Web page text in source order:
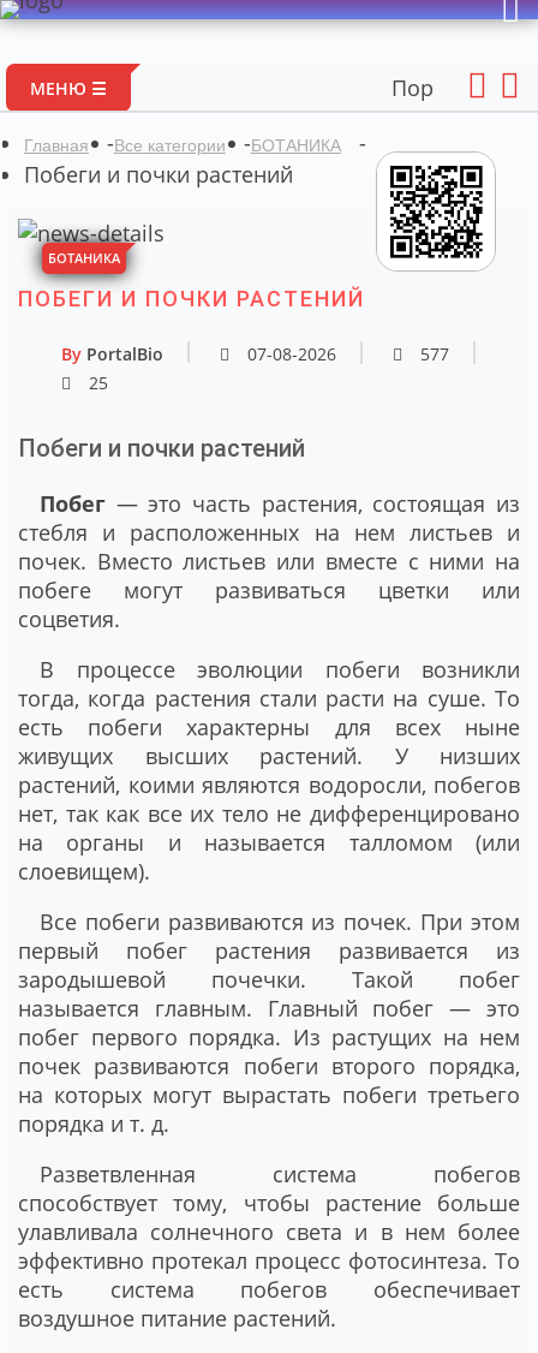
МЕНЮ ☰ Портал
Главная -Все категории -БОТАНИКА
-
Побеги и почки растений
БОТАНИКА
ПОБЕГИ И ПОЧКИ РАСТЕНИЙ
By PortalBio 07-08-2026
577
25
Побеги и почки растений
Побег — это часть растения, состоящая из
стебля и расположенных на нем листьев и
почек. Вместо листьев или вместе с ними на
побеге могут развиваться цветки или
соцветия.
В процессе эволюции побеги возникли
тогда, когда растения стали расти на суше. То
есть побеги характерны для всех ныне
живущих высших растений. У низших
растений, коими являются водоросли, побегов
нет, так как все их тело не дифференцировано
на органы и называется талломом (или
слоевищем).
Все побеги развиваются из почек. При этом
первый побег растения развивается из
зародышевой почечки. Такой побег
называется главным. Главный побег — это
побег первого порядка. Из растущих на нем
почек развиваются побеги второго порядка,
на которых могут вырастать побеги третьего
порядка и т. д.
Разветвленная система побегов
способствует тому, чтобы растение больше
улавливала солнечного света и в нем более
эффективно протекал процесс фотосинтеза. То
есть система побегов обеспечивает
воздушное питание растений.